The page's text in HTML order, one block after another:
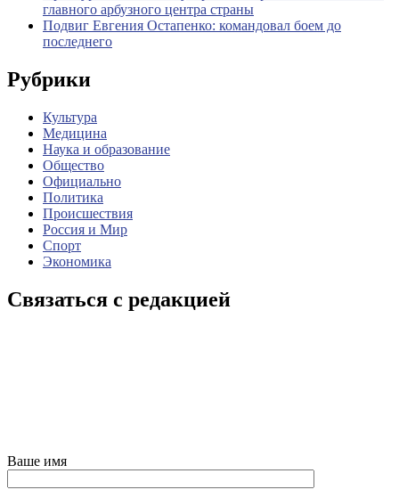
главного арбузного центра страны
Подвиг Евгения Остапенко: командовал боем до
последнего
Рубрики
Культура
Медицина
Наука и образование
Общество
Официально
Политика
Происшествия
Россия и Мир
Спорт
Экономика
Связаться с редакцией
Ваше имя